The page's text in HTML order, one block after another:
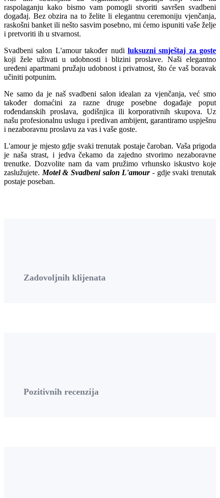
raspolaganju kako bismo vam pomogli stvoriti savršen svadbeni
događaj. Bez obzira na to želite li elegantnu ceremoniju vjenčanja,
raskošni banket ili nešto sasvim posebno, mi ćemo ispuniti vaše želje
i pretvoriti ih u stvarnost.
Svadbeni salon L'amour također nudi luksuzni smještaj za goste
koji žele uživati u udobnosti i blizini proslave. Naši elegantno
uređeni apartmani pružaju udobnost i privatnost, što će vaš boravak
učiniti potpunim.
Ne samo da je naš svadbeni salon idealan za vjenčanja, već smo
također domaćini za razne druge posebne događaje poput
rođendanskih proslava, godišnjica ili korporativnih skupova. Uz
našu profesionalnu uslugu i predivan ambijent, garantiramo uspješnu
i nezaboravnu proslavu za vas i vaše goste.
L'amour je mjesto gdje svaki trenutak postaje čaroban. Vaša prigoda
je naša strast, i jedva čekamo da zajedno stvorimo nezaboravne
trenutke. Dozvolite nam da vam pružimo vrhunsko iskustvo koje
zaslužujete. Motel & Svadbeni salon L'amour- gdje svaki trenutak
postaje poseban.
Zadovoljnih klijenata
Pozitivnih recenzija